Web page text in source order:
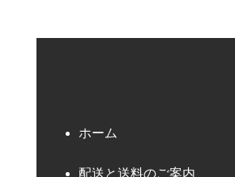
ホーム
配送と送料のご案内